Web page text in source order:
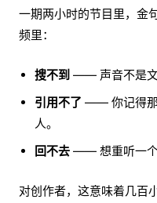
一期两小时的节目里，金
频里：
搜不到 —— 声音不是文
引用不了 —— 你记得那
人。
回不去 —— 想重听一个
对创作者，这意味着几百